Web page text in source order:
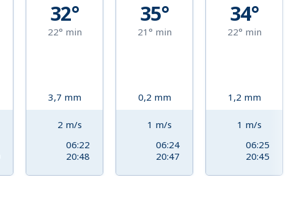
32°
22° min
3,7 mm
2 m/s
06:22
20:48
35°
21° min
0,2 mm
1 m/s
06:24
20:47
34°
22° min
1,2 mm
1 m/s
06:25
20:45